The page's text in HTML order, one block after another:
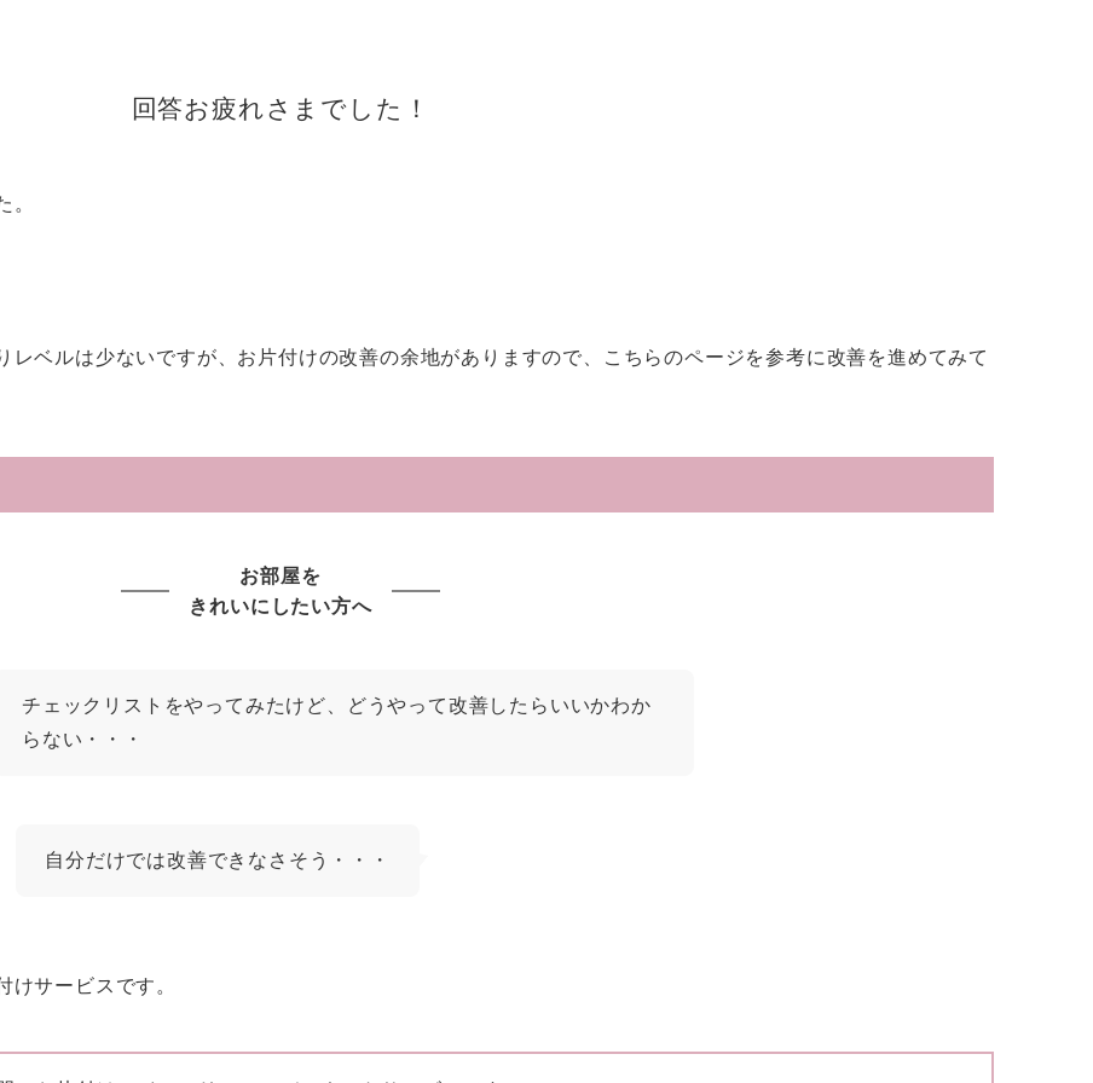
回答お疲れさまでした！
。
ベルは少ないですが、お片付けの改善の余地がありますので、こちらのページを参考に改善を進めてみて
お部屋を
きれいにしたい方へ
チェックリストをやってみたけど、どうやって改善したらいいかわか
らない・・・
自分だけでは改善できなさそう・・・
けサービスです。